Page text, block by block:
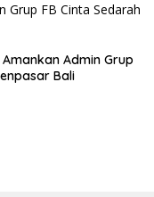
Admin Grup
Bali